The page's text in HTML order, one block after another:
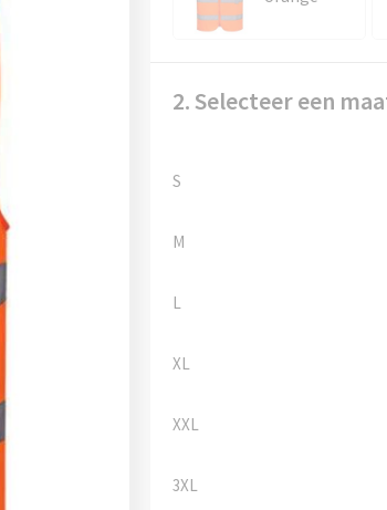
2. Selecteer een
S
M
L
XL
XXL
3XL